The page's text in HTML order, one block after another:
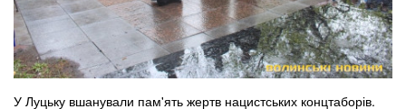
У Луцьку вшанували пам'ять жертв нацистських концтаборів.